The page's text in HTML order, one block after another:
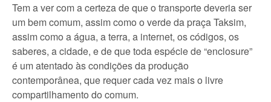
Tem a ver com a certeza de que o transporte deveria ser
um bem comum, assim como o verde da praça Taksim,
assim como a água, a terra, a internet, os códigos, os
saberes, a cidade, e de que toda espécie de “enclosure”
é um atentado às condições da produção
contemporânea, que requer cada vez mais o livre
compartilhamento do comum.